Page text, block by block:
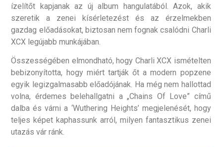
ízelítőt kapjanak az új album hangulatából. Azok, akik
szeretik a zenei kísérletezést és az érzelmekben
gazdag előadásokat, biztosan nem fognak csalódni Charli
XCX legújabb munkájában.
Összességében elmondható, hogy Charli XCX ismételten
bebizonyította, hogy miért tartják őt a modern popzene
egyik legizgalmasabb előadójának. Ha még nem hallottad
volna, érdemes belehallgatni a „Chains Of Love” című
dalba és várni a ‘Wuthering Heights’ megjelenését, hogy
teljes képet kaphassunk arról, milyen fantasztikus zenei
utazás vár ránk.